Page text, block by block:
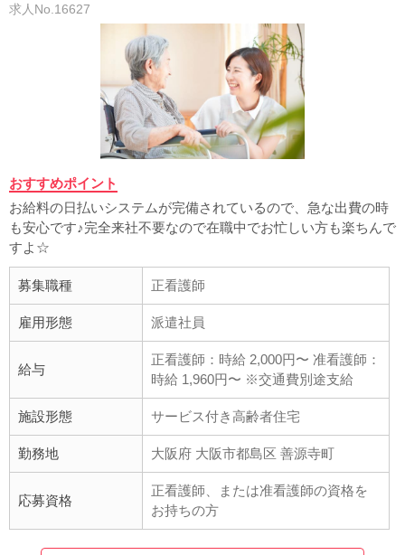
求人No.16627
おすすめポイント
お給料の日払いシステムが完備されているので、急な出費の時
も安心です♪完全来社不要なので在職中でお忙しい方も楽ちんで
すよ☆
募集職種 正看護師
雇用形態 派遣社員
給与
正看護師：時給 2,000円〜 准看護師：
時給 1,960円〜 ※交通費別途支給
施設形態 サービス付き高齢者住宅
勤務地 大阪府 大阪市都島区 善源寺町
応募資格
正看護師、または准看護師の資格を
お持ちの方